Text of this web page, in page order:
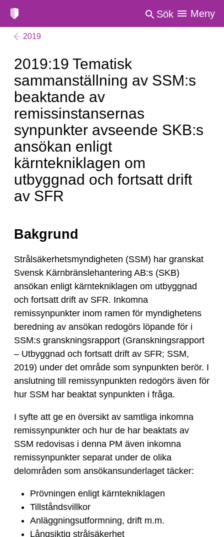
Sök Meny
2019
2019:19 Tematisk
sammanställning av SSM:s
beaktande av
remissinstansernas
synpunkter avseende SKB:s
ansökan enligt
kärntekniklagen om
utbyggnad och fortsatt drift
av SFR
Bakgrund
Strålsäkerhetsmyndigheten (SSM) har granskat
Svensk Kärnbränslehantering AB:s (SKB)
ansökan enligt kärntekniklagen om utbyggnad
och fortsatt drift av SFR. Inkomna
remissynpunkter inom ramen för myndighetens
beredning av ansökan redogörs löpande för i
SSM:s granskningsrapport (Granskningsrapport
– Utbyggnad och fortsatt drift av SFR; SSM,
2019) under det område som synpunkten berör. I
anslutning till remissynpunkten redogörs även för
hur SSM har beaktat synpunkten i fråga.
I syfte att ge en översikt av samtliga inkomna
remissynpunkter och hur de har beaktats av
SSM redovisas i denna PM även inkomna
remissynpunkter separat under de olika
delområden som ansökansunderlaget täcker:
Prövningen enligt kärntekniklagen
Tillståndsvillkor
Anläggningsutformning, drift m.m.
Långsiktig strålsäkerhet